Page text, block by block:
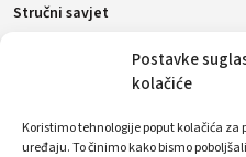
Postavke
kolačiće
Koristimo tehnologije poput kolačića
uređaju. To činimo kako bismo
Stručni savjet